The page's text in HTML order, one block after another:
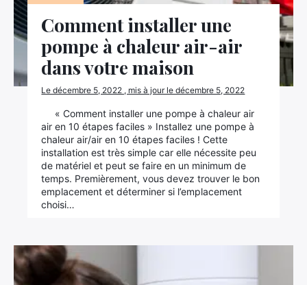
Comment installer une
pompe à chaleur air-air
dans votre maison
Le décembre 5, 2022 , mis à jour le décembre 5, 2022
« Comment installer une pompe à chaleur air
air en 10 étapes faciles » Installez une pompe à
chaleur air/air en 10 étapes faciles ! Cette
installation est très simple car elle nécessite peu
de matériel et peut se faire en un minimum de
temps. Premièrement, vous devez trouver le bon
emplacement et déterminer si l’emplacement
choisi…